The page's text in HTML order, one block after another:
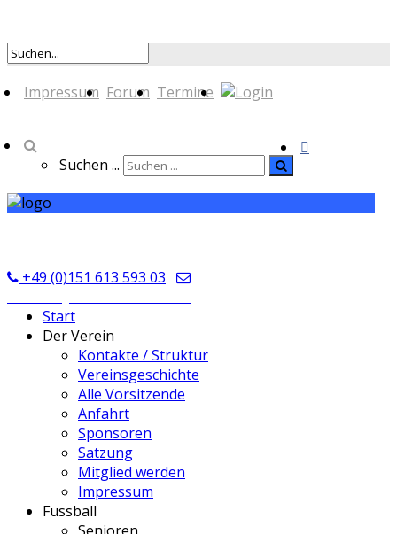
Impressum Forum Termine
Suchen ...
+49 (0)151 613 593 03
Start
Der Verein
Kontakte / Struktur
Vereinsgeschichte
Alle Vorsitzende
Anfahrt
Sponsoren
Satzung
Mitglied werden
Impressum
Fussball